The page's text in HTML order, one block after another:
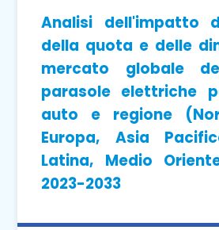
Analisi dell'impatto
della quota e delle
mercato globale
parasole elettriche
auto e regione
Europa, Asia
Latina, Medio
2023-2033